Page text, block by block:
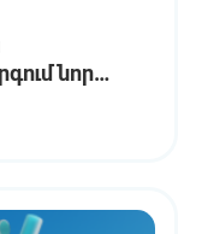
նոր